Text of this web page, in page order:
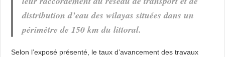
distribution d’eau des wilayas situées dans un
périmètre de 150 km du littoral.
Selon l’exposé présenté, le taux d’avancement des travaux